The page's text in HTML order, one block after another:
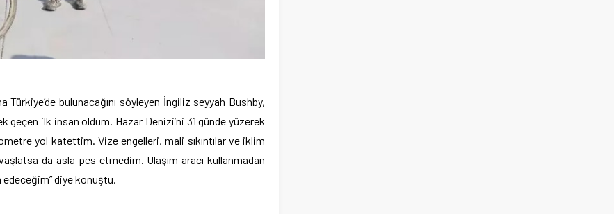
bulunacağını söyleyen İngiliz seyyah Bushby,
geçen ilk insan oldum. Hazar Denizi’ni 31 günde yüzerek
yol katettim. Vize engelleri, mali sıkıntılar ve iklim
da asla pes etmedim. Ulaşım aracı kullanmadan
diye konuştu.